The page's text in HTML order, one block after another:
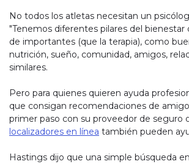
No todos los atletas necesitan un
"Tenemos diferentes pilares del bienestar
de importantes (que la terapia), como
nutrición, sueño, comunidad, amigos,
similares.
Pero para quienes quieren ayuda
que consigan recomendaciones de
primer paso con su proveedor de seguro
localizadores en línea también pueden
Hastings dijo que una simple búsqueda